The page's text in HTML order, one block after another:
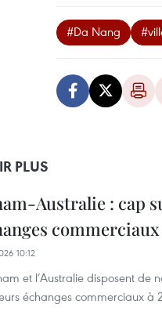
#Da Nang
PLUS
Australie : cap
commerciaux
10:12
et l’Australie disposent de
échanges commerciaux à